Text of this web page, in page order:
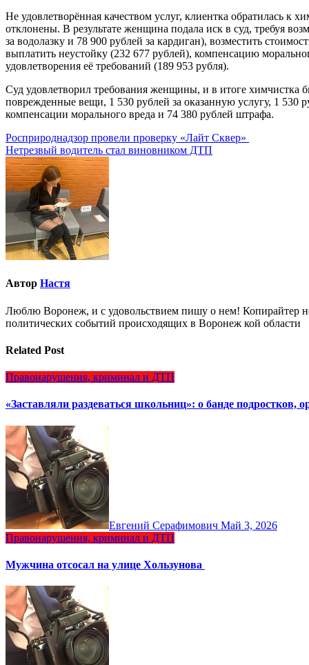
Не удовлетворённая качеством услуг, клиентка обратилась к
отклонены. В результате женщина подала иск в суд, требуя
за водолазку и 78 900 рублей за кардиган), возместить
выплатить неустойку (232 677 рублей), компенсацию
удовлетворения её требований (189 953 рубля).
Суд удовлетворил требования женщины, и в итоге химчистка
поврежденные вещи, 1 530 рублей за оказанную услугу, 1 530
компенсации морального вреда и 74 380 рублей штрафа.
Навигация
по
записям
Росприроднадзор провели проверку «Лайт Сквер»
Нетрезвый водитель стал виновником ДТП
Автор Настя
Люблю Воронеж, и с удовольствием пишу о нем! Копирайтер
политических событий происходящих в Воронеж кой области
Related Post
Правонарушения, криминал и ДТП
«Заставляли раздеваться школьниц»: о банде
Евгений Серафимович Май 3, 2026
Правонарушения, криминал и ДТП
Мужчина отсосал на улице Хользунова